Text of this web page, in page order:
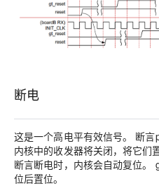
断电
这是一个高电平有效信号。 断
内核中的收发器将关闭，将它们
断言断电时，内核会自动复位
位后置位。